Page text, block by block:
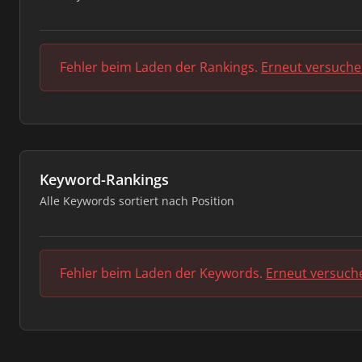
Fehler beim Laden der Rankings. Erneut
Keyword-Rankings
Alle Keywords sortiert nach Position
Fehler beim Laden der Keywords. Erneut